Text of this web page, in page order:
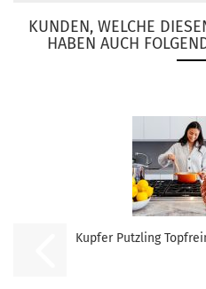
KUNDEN, WELCHE
HABEN AUCH
Kupfer Putzling